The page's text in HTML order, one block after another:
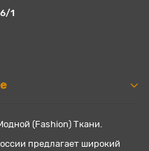
1
(Fashion) Ткани.
предлагает широкий